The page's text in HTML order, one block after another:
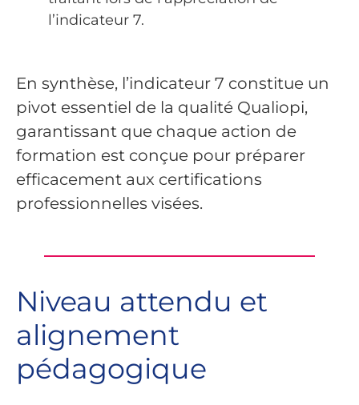
l’indicateur 7.
En synthèse, l’indicateur 7 constitue un
pivot essentiel de la qualité Qualiopi,
garantissant que chaque action de
formation est conçue pour préparer
efficacement aux certifications
professionnelles visées.
Niveau attendu et
alignement
pédagogique